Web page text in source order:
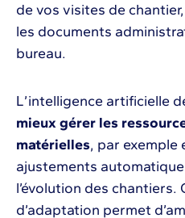
de vos visites de
les documents
bureau.
L’intelligence artificielle
mieux gérer les
matérielles, par exemple
ajustements
l’évolution des chantiers.
d’adaptation permet